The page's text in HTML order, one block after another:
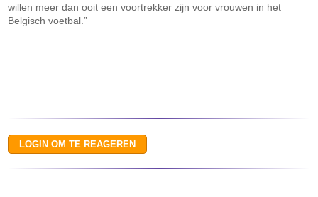
willen meer dan ooit een voortrekker zijn voor vrouwen in het
Belgisch voetbal.”